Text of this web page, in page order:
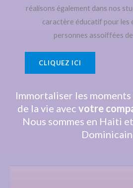
réalisons également dans nos
caractère éducatif pour les
personnes assoiffées
CLIQUEZ ICI
Immortaliser les
de la vie avec votre
Nous sommes en Haiti